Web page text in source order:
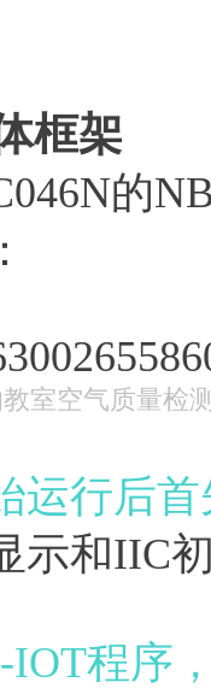
框架
的
室空气质量检
运行后
示和IIC
IOT程序